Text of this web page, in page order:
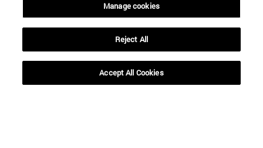
Manage cookies
Reject All
Accept All Cookies